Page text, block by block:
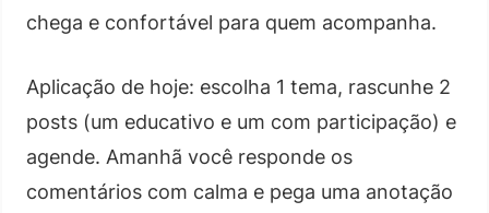
chega e confortável para quem acompanha.
Aplicação de hoje: escolha 1 tema, rascunhe 2
posts (um educativo e um com participação) e
agende. Amanhã você responde os
comentários com calma e pega uma anotação